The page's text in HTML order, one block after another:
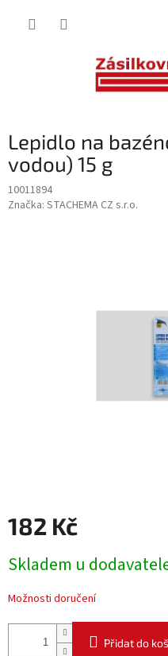
Lepidlo na
vodou) 15 g
10011894
Značka: STACHEMA CZ s.r.o.
182 Kč
cena:
Skladem u
Možnosti doručení
Přidat do